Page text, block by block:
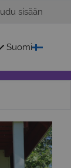
sisään
Suomi